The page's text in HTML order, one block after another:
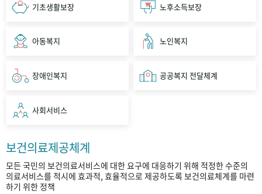
기초생활보장 노후소득보장
아동복지 노인복지
장애인복지 공공복지 전달체계
사회서비스
보건의료제공체계
모든 국민의 보건의료서비스에 대한 요구에 대응하기 위해 적정한 수준의
의료서비스를 적시에 효과적, 효율적으로 제공하도록 보건의료체계를 마련
하기 위한 정책